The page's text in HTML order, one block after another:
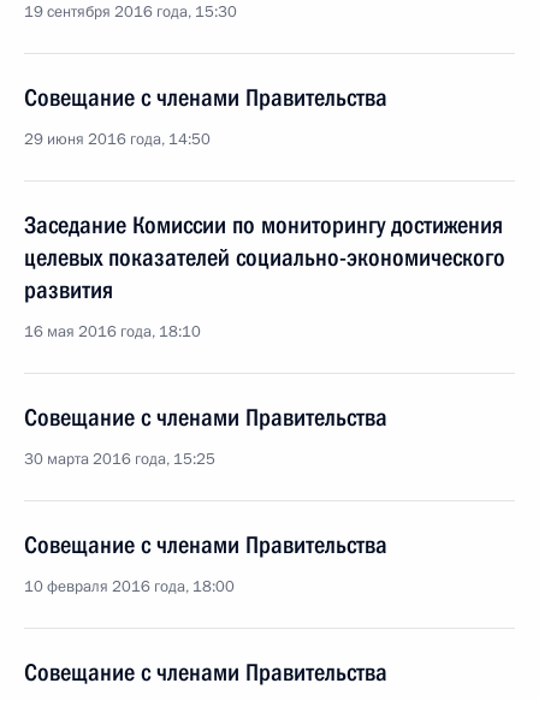
19 сентября 2016 года, 15:30
Совещание с членами Правительства
29 июня 2016 года, 14:50
Заседание Комиссии по мониторингу достижения
целевых показателей социально-экономического
развития
16 мая 2016 года, 18:10
Совещание с членами Правительства
30 марта 2016 года, 15:25
Совещание с членами Правительства
10 февраля 2016 года, 18:00
Совещание с членами Правительства